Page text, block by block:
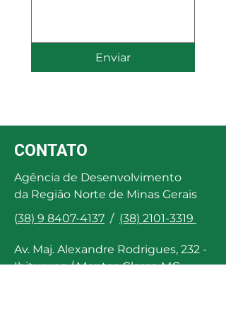
Enviar
CONTATO
Agência de Desenvolvimento
da Região Norte de Minas Gerais
(38) 9 8407-4137 / (38) 2101-3319
Av. Maj. Alexandre Rodrigues, 232 -
Ibituruna / Montes Claros-MG